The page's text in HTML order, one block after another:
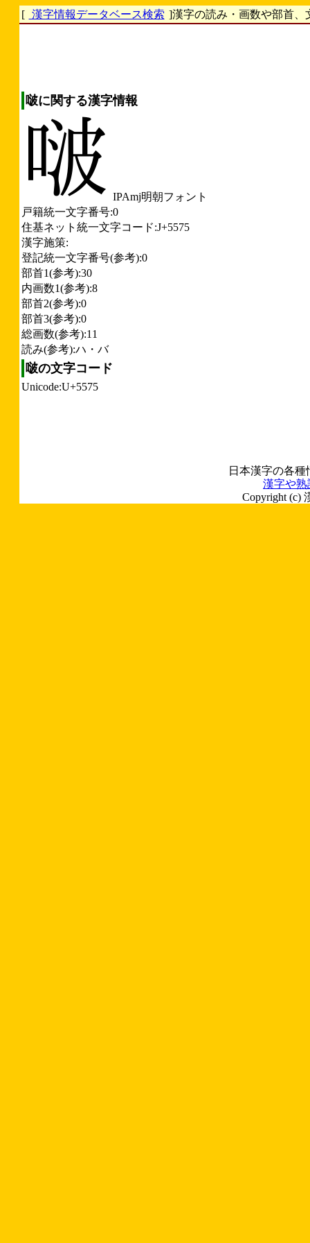
[ 漢字情報データベース検索 ]漢字の読み・画数や部首、
啵に関する漢字情報
IPAmj明朝フォント
戸籍統一文字番号:0
住基ネット統一文字コード:J+5575
漢字施策:
登記統一文字番号(参考):0
部首1(参考):30
内画数1(参考):8
部首2(参考):0
部首3(参考):0
総画数(参考):11
読み(参考):ハ・バ
啵の文字コード
Unicode:U+5575
日本漢字の各
漢字や熟
Copyright (c)